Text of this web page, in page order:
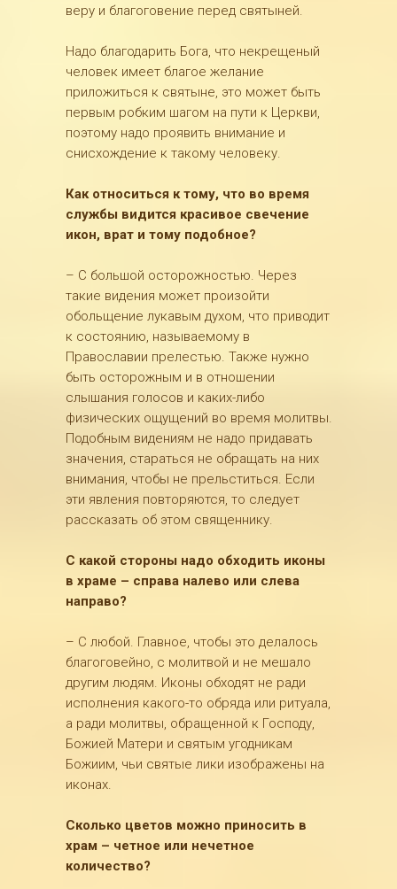
веру и благоговение перед святыней.
Надо благодарить Бога, что некрещеный
человек имеет благое желание
приложиться к святыне, это может быть
первым робким шагом на пути к Церкви,
поэтому надо проявить внимание и
снисхождение к такому человеку.
Как относиться к тому, что во время
службы видится красивое свечение
икон, врат и тому подобное?
– С большой осторожностью. Через
такие видения может произойти
обольщение лукавым духом, что приводит
к состоянию, называемому в
Православии прелестью. Также нужно
быть осторожным и в отношении
слышания голосов и каких-либо
физических ощущений во время молитвы.
Подобным видениям не надо придавать
значения, стараться не обращать на них
внимания, чтобы не прельститься. Если
эти явления повторяются, то следует
рассказать об этом священнику.
С какой стороны надо обходить иконы
в храме – справа налево или слева
направо?
– С любой. Главное, чтобы это делалось
благоговейно, с молитвой и не мешало
другим людям. Иконы обходят не ради
исполнения какого-то обряда или ритуала,
а ради молитвы, обращенной к Господу,
Божией Матери и святым угодникам
Божиим, чьи святые лики изображены на
иконах.
Сколько цветов можно приносить в
храм – четное или нечетное
количество?